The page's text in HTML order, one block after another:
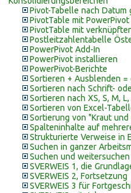
Pivot-Tabelle nach Datum
PivotTable mit
PivotTable mit
Postleitzahlentabelle
PowerPivot Add-In
PowerPivot installieren
PowerPivot-Berichte
Sortieren + Ausblenden =
Sortieren nach Schrift-
Sortieren nach XS, S, M, L,
Sortieren von Excel-
Sortierung von "Kraut und
Spalteninhalte auf
Strukturierte Verweise in
Suchen in ganzer
Suchen und weitersuchen
SVERWEIS 1, die
SVERWEIS 2, Fortsetzung
SVERWEIS 3 für